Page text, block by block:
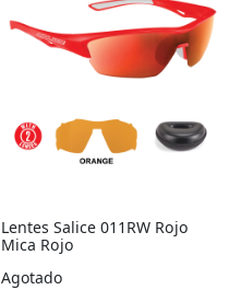
Lentes Salice 011RW Rojo
Mica Rojo
Agotado